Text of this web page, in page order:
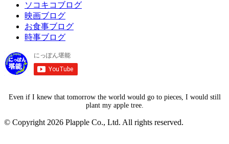
ソコキコブログ
映画ブログ
お食事ブログ
時事ブログ
Even if I knew that tomorrow the world would go to pieces, I would still
plant my apple tree.
© Copyright 2026 Plapple Co., Ltd. All rights reserved.